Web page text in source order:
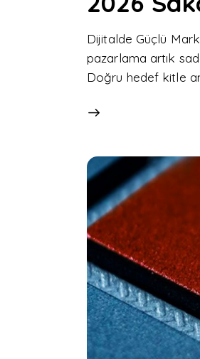
Dijitalde Güçlü
pazarlama artık
Doğru hedef kitle